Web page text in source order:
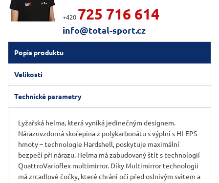
+420 725 716 614
info@total-sport.cz
Popis produktu
Velikosti
Technické parametry
Lyžařská helma, která vyniká jedinečným designem.
Nárazuvzdorná skořepina z polykarbonátu s výplní s HI-EPS
hmoty – technologie Hardshell, poskytuje maximální
bezpečí při nárazu. Helma má zabudovaný štít s technologií
QuattroVarioflex multimirror. Díky Multimirror technologii
má zrcadlové čočky, které chrání oči před oslnivým svitem a